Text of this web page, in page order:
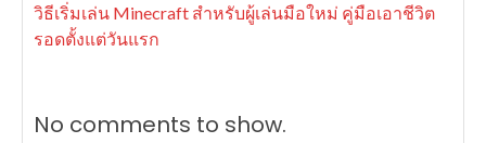
วิธีเริ่มเล่น Minecraft สำหรับผู้เล่นมือใหม่ คู่มือเอาชีวิต
รอดตั้งแต่วันแรก
No comments to show.